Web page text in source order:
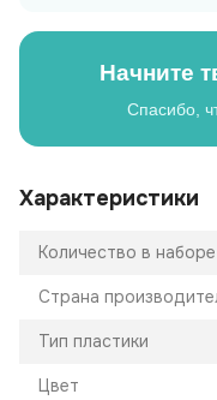
Начните
Спасибо,
Характеристики
Количество в наборе
Страна
Тип пластики
Цвет